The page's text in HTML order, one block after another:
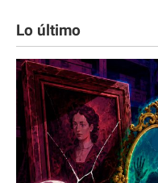
Lo último